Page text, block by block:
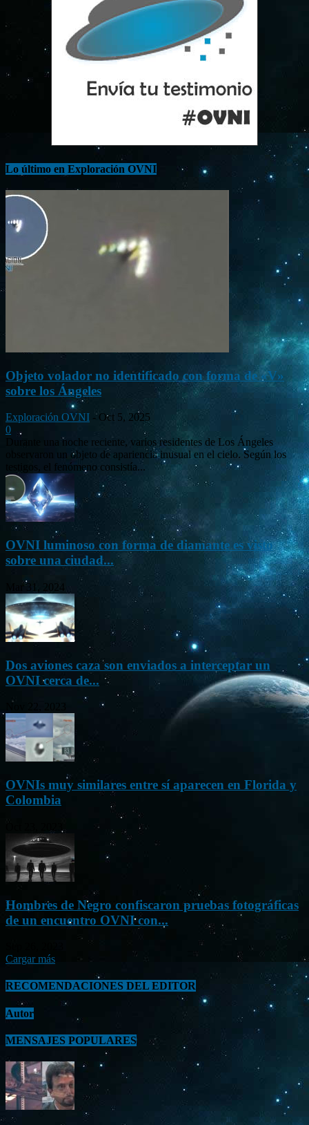
Lo último en Exploración OVNI
Objeto volador no identificado con forma de «V»
sobre los Ángeles
Exploración OVNI - Oct 5, 2025
0
Durante una noche reciente, varios residentes de Los Ángeles
observaron un objeto de apariencia inusual en el cielo. Según los
testigos, el fenómeno consistía...
OVNI luminoso con forma de diamante es visto
sobre una ciudad...
Mar 31, 2024
Dos aviones caza son enviados a interceptar un
OVNI cerca de...
OVNIs muy similares entre sí aparecen en Florida y
Colombia
Hombres de Negro confiscaron pruebas fotográficas
de un encuentro OVNI con...
Cargar más
RECOMENDACIONES DEL EDITOR
Autor
MENSAJES POPULARES